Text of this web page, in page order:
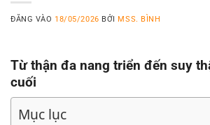
ĐĂNG VÀO 18/05/2026 BỞIMSS. BÌNH
Từ thận đa nang triển đến suy
cuối
Mục lục